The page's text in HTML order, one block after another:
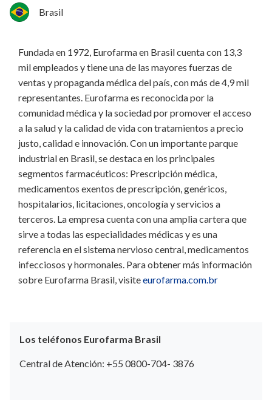
Brasil
Fundada en 1972, Eurofarma en Brasil cuenta con 13,3
mil empleados y tiene una de las mayores fuerzas de
ventas y propaganda médica del país, con más de 4,9 mil
representantes. Eurofarma es reconocida por la
comunidad médica y la sociedad por promover el acceso
a la salud y la calidad de vida con tratamientos a precio
justo, calidad e innovación. Con un importante parque
industrial en Brasil, se destaca en los principales
segmentos farmacéuticos: Prescripción médica,
medicamentos exentos de prescripción, genéricos,
hospitalarios, licitaciones, oncología y servicios a
terceros. La empresa cuenta con una amplia cartera que
sirve a todas las especialidades médicas y es una
referencia en el sistema nervioso central, medicamentos
infecciosos y hormonales. Para obtener más información
sobre Eurofarma Brasil, visiteeurofarma.com.br
Los teléfonos Eurofarma Brasil
Central de Atención: +55 0800-704- 3876